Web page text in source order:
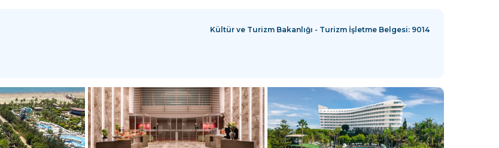
Kültür ve Turizm Bakanlığı - Turizm İşletme Belgesi: 9014